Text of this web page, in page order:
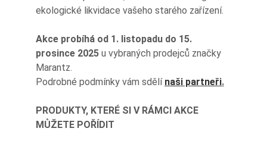
ekologické likvidace vašeho starého zařízení.
Akce probíhá od 1. listopadu do 15.
prosince 2025 u vybraných prodejců značky
Marantz.
Podrobné podmínky vám sdělí naši partneři.
PRODUKTY, KTERÉ SI V RÁMCI AKCE
MŮŽETE POŘÍDIT